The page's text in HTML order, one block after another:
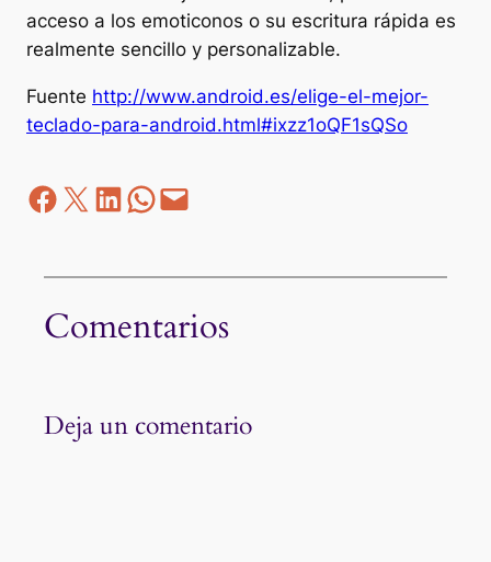
acceso a los emoticonos o su escritura rápida es
realmente sencillo y personalizable.
Fuente http://www.android.es/elige-el-mejor-
teclado-para-android.html#ixzz1oQF1sQSo
Facebook
Z LinkedIn
WhatsApp
correo electrónico
Comentarios
Deja un comentario